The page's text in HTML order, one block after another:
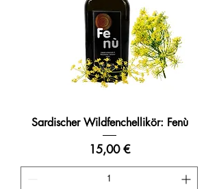
Sardischer Wildfenchellikör: Fenù
Preis
15,00 €